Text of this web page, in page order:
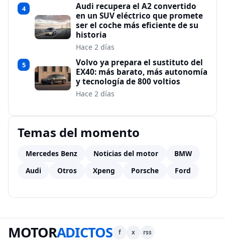
4
Audi recupera el A2 convertido
en un SUV eléctrico que promete
ser el coche más eficiente de su
historia
Hace 2 días
5
Volvo ya prepara el sustituto del
EX40: más barato, más autonomía
y tecnología de 800 voltios
Hace 2 días
Temas del momento
Mercedes Benz Noticias del motor
BMW
Audi
Otros Xpeng Porsche Ford
MOTORADICTOS f x rss